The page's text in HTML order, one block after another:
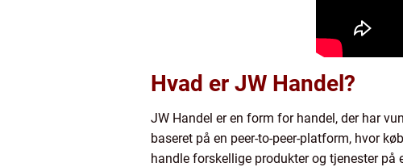
Hvad er JW Handel?
JW Handel er en form for handel, der har
baseret på en peer-to-peer-platform, hvor
handle forskellige produkter og tjenester på